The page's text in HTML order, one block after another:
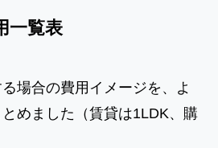
一覧表
場合の費用イメージを、よ
めました（賃貸は1LDK、購